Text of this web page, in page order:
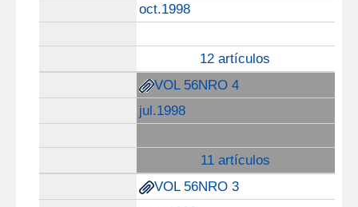
oct.1998
12 artículos
VOL 56NRO 4
jul.1998
11 artículos
VOL 56NRO 3